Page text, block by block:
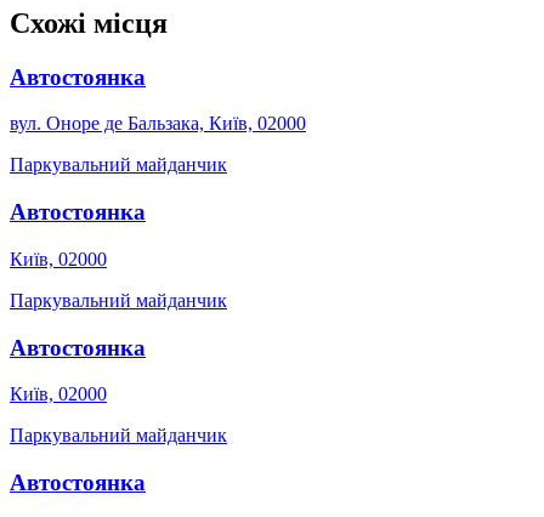
Схожі місця
Автостоянка
вул. Оноре де Бальзака, Київ, 02000
Паркувальний майданчик
Автостоянка
Київ, 02000
Паркувальний майданчик
Автостоянка
Київ, 02000
Паркувальний майданчик
Автостоянка